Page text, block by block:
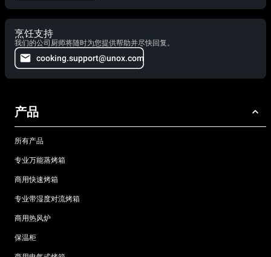
烹饪支持
我们的公司厨师将随时为您提供帮助并尽快回复。
cooking.support@unox.com
产品
所有产品
专业万能蒸烤箱
商用快速烤箱
专业带湿度对流烤箱
商用热风炉
保温柜